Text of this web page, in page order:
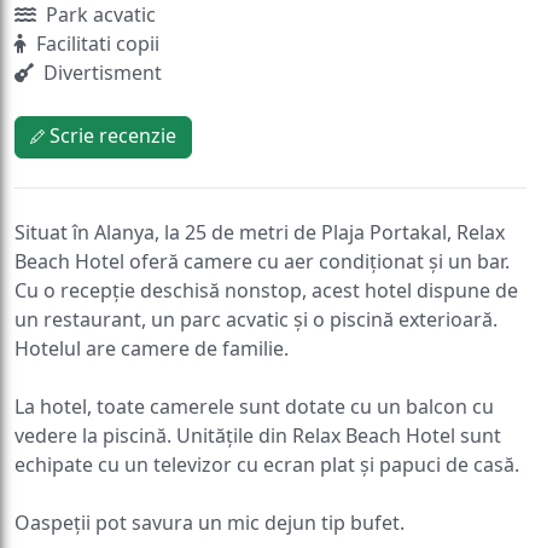
Park acvatic
Facilitati copii
Divertisment
Scrie recenzie
Situat în Alanya, la 25 de metri de Plaja Portakal, Relax
Beach Hotel oferă camere cu aer condiționat și un bar.
Cu o recepție deschisă nonstop, acest hotel dispune de
un restaurant, un parc acvatic și o piscină exterioară.
Hotelul are camere de familie.
La hotel, toate camerele sunt dotate cu un balcon cu
vedere la piscină. Unitățile din Relax Beach Hotel sunt
echipate cu un televizor cu ecran plat și papuci de casă.
Oaspeții pot savura un mic dejun tip bufet.